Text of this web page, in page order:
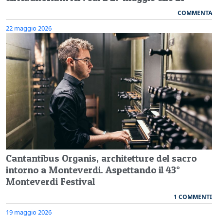
COMMENTA
22 maggio 2026
Cantantibus Organis, architetture del sacro
intorno a Monteverdi. Aspettando il 43°
Monteverdi Festival
1 COMMENTI
19 maggio 2026